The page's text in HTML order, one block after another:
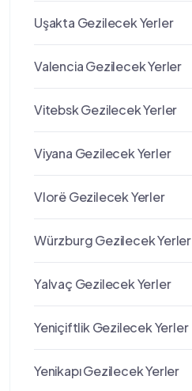
Uşakta Gezilecek Yerler
Valencia Gezilecek Yerler
Vitebsk Gezilecek Yerler
Viyana Gezilecek Yerler
Vlorë Gezilecek Yerler
Würzburg Gezilecek Yerler
Yalvaç Gezilecek Yerler
Yeniçiftlik Gezilecek Yerler
Yenikapı Gezilecek Yerler